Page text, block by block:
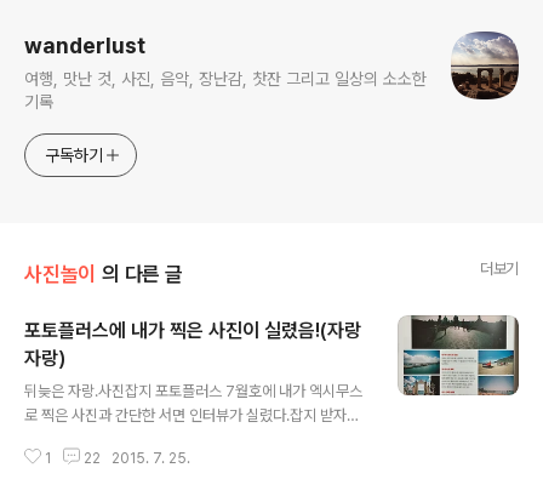
wanderlust
여행, 맛난 것, 사진, 음악, 장난감, 찻잔 그리고 일상의 소소한
기록
구독하기
사진놀이 의 다른 글 더보기
포토플러스에 내가 찍은 사진이 실렸음!(자랑
자랑)
뒤늦은 자랑.사진잡지 포토플러스 7월호에 내가 엑시무스
로 찍은 사진과 간단한 서면 인터뷰가 실렸다.잡지 받자마
이탈리아/벨기에 여행 다녀온 직후에 기자님이 연락을 주
1 22 2015. 7. 25.